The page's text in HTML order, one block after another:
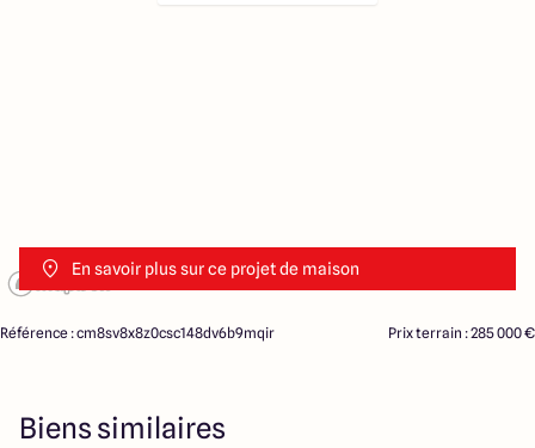
En savoir plus sur ce projet de maison
Référence : cm8sv8x8z0csc148dv6b9mqir Prix terrain : 285 000 €
Biens similaires